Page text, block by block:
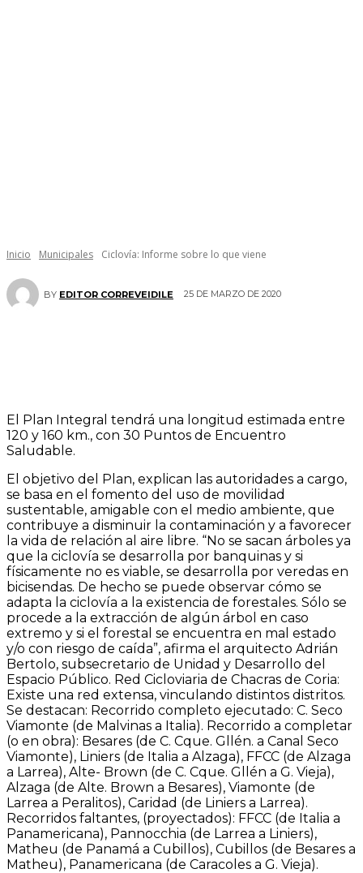
Inicio Municipales Ciclovía: Informe sobre lo que viene
BY EDITOR CORREVEIDILE 25 DE MARZO DE 2020
El Plan Integral tendrá una longitud estimada entre
120 y 160 km., con 30 Puntos de Encuentro
Saludable.
El objetivo del Plan, explican las autoridades a cargo,
se basa en el fomento del uso de movilidad
sustentable, amigable con el medio ambiente, que
contribuye a disminuir la contaminación y a favorecer
la vida de relación al aire libre. “No se sacan árboles ya
que la ciclovía se desarrolla por banquinas y si
físicamente no es viable, se desarrolla por veredas en
bicisendas. De hecho se puede observar cómo se
adapta la ciclovía a la existencia de forestales. Sólo se
procede a la extracción de algún árbol en caso
extremo y si el forestal se encuentra en mal estado
y/o con riesgo de caída”, afirma el arquitecto Adrián
Bertolo, subsecretario de Unidad y Desarrollo del
Espacio Público. Red Cicloviaria de Chacras de Coria:
Existe una red extensa, vinculando distintos distritos.
Se destacan: Recorrido completo ejecutado: C. Seco
Viamonte (de Malvinas a Italia). Recorrido a completar
(o en obra): Besares (de C. Cque. Gllén. a Canal Seco
Viamonte), Liniers (de Italia a Alzaga), FFCC (de Alzaga
a Larrea), Alte- Brown (de C. Cque. Gllén a G. Vieja),
Alzaga (de Alte. Brown a Besares), Viamonte (de
Larrea a Peralitos), Caridad (de Liniers a Larrea).
Recorridos faltantes, (proyectados): FFCC (de Italia a
Panamericana), Pannocchia (de Larrea a Liniers),
Matheu (de Panamá a Cubillos), Cubillos (de Besares a
Matheu), Panamericana (de Caracoles a G. Vieja).